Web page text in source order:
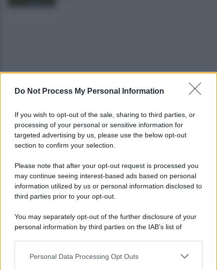
Do Not Process My Personal Information
If you wish to opt-out of the sale, sharing to third parties, or
processing of your personal or sensitive information for
targeted advertising by us, please use the below opt-out
section to confirm your selection.
Please note that after your opt-out request is processed you
may continue seeing interest-based ads based on personal
information utilized by us or personal information disclosed to
third parties prior to your opt-out.
You may separately opt-out of the further disclosure of your
personal information by third parties on the IAB’s list of
This information may also be disclosed by us to third parties
Personal Data Processing Opt Outs
Gabriel Jesus al Napoli? Pista concreta: le ultime
Napoli, Meret o Savic? Spunta un nuovo nome per
la porta azzurra!